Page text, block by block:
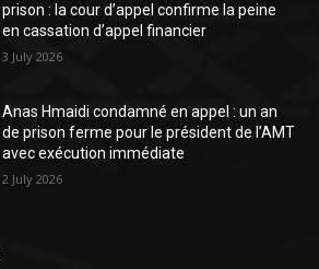
prison : la cour d’appel confirme la peine
en cassation d’appel financier
3 July 2026
Anas Hmaidi condamné en appel : un an
de prison ferme pour le président de l’AMT
avec exécution immédiate
2 July 2026